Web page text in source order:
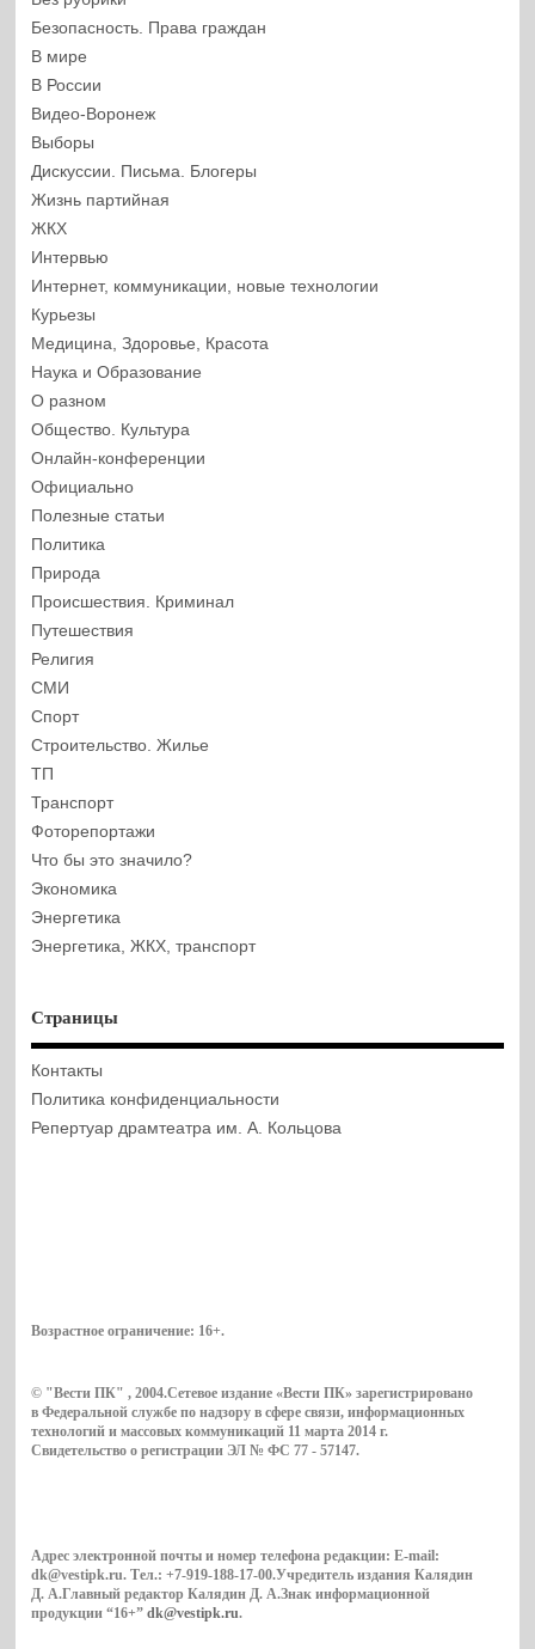
Безопасность. Права граждан
В мире
В России
Видео-Воронеж
Выборы
Дискуссии. Письма. Блогеры
Жизнь партийная
ЖКХ
Интервью
Интернет, коммуникации, новые технологии
Курьезы
Медицина, Здоровье, Красота
Наука и Образование
О разном
Общество. Культура
Онлайн-конференции
Официально
Полезные статьи
Политика
Природа
Происшествия. Криминал
Путешествия
Религия
СМИ
Спорт
Строительство. Жилье
ТП
Транспорт
Фоторепортажи
Что бы это значило?
Экономика
Энергетика
Энергетика, ЖКХ, транспорт
Страницы
Контакты
Политика конфиденциальности
Репертуар драмтеатра им. А. Кольцова
Возрастное ограничение: 16+.
© "Вести ПК" , 2004.Сетевое издание «Вести ПК» зарегистрировано
в Федеральной службе по надзору в сфере связи, информационных
технологий и массовых коммуникаций 11 марта 2014 г.
Свидетельство о регистрации ЭЛ № ФС 77 - 57147.
Адрес электронной почты и номер телефона редакции: E-mail:
dk@vestipk.ru. Тел.: +7-919-188-17-00.Учредитель издания Калядин
Д. А.Главный редактор Калядин Д. А.Знак информационной
продукции “16+”dk@vestipk.ru.